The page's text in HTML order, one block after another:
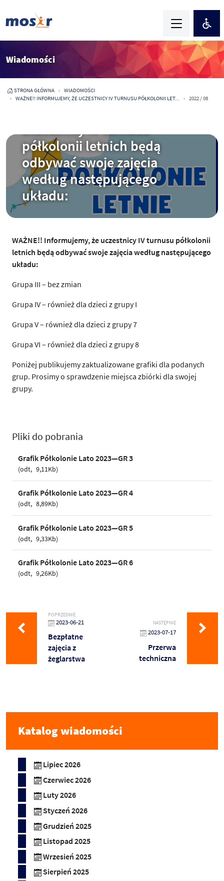
Wiadomości
STRONA GŁÓWNA
WIADOMOŚCI
WAŻNE!! INFORMUJEMY, ŻE UCZESTNICY IV TURNUSU PÓŁKOLONII LET...
2022 / 08
2023-06-29
półkolonii letnich będą
odbywać swoje zajęcia
według następującego
układu:
WAŻNE!! Informujemy, że uczestnicy IV turnusu półkolonii
letnich będą odbywać swoje zajęcia według następującego
układu:
Grupa III – bez zmian
Grupa IV – również dla dzieci z grupy I
Grupa V – również dla dzieci z grupy 7
Grupa VI – również dla dzieci z grupy 8
Poniżej publikujemy zaktualizowane grafiki dla podanych
grup. Prosimy o sprawdzenie miejsca zbiórki dla swojej
grupy.
Pliki do pobrania
Grafik Półkolonie Lato 2023—GR 3
odt 9,11Kb
Grafik Półkolonie Lato 2023—GR 4
odt 8,89Kb
Grafik Półkolonie Lato 2023—GR 5
odt 9,33Kb
Grafik Półkolonie Lato 2023—GR 6
odt 9,26Kb
POPRZEDNIE
2023-06-21
Bezpłatne
zajęcia z
żeglarstwa
NASTĘPNIE
2023-07-17
Przerwa
techniczna
Katalog wiadomości
Lipiec 2026
Czerwiec 2026
Luty 2026
Styczeń 2026
Grudzień 2025
Listopad 2025
Wrzesień 2025
Sierpień 2025